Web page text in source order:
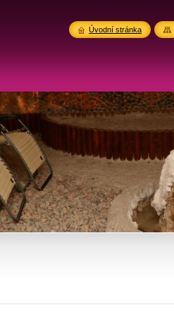
Úvodní stránka